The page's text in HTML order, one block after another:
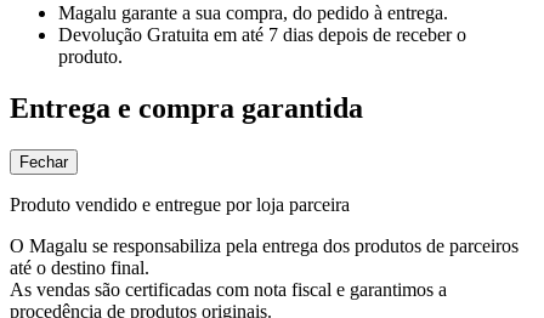
Magalu garante a sua compra, do pedido à entrega.
Devolução Gratuita em até 7 dias depois de receber o
produto.
Entrega e compra garantida
Fechar
Produto vendido e entregue por loja parceira
O Magalu se responsabiliza pela entrega dos produtos de parceiros
até o destino final.
As vendas são certificadas com nota fiscal e garantimos a
procedência de produtos originais.